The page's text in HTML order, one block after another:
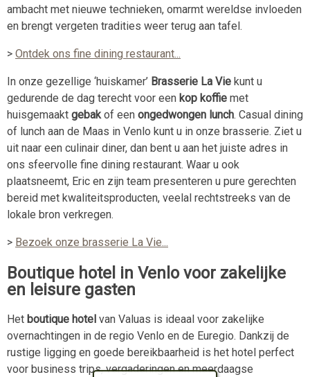
ambacht met nieuwe technieken, omarmt wereldse invloeden
en brengt vergeten tradities weer terug aan tafel.
> Ontdek ons fine dining restaurant...
In onze gezellige ‘huiskamer’ Brasserie La Vie kunt u
gedurende de dag terecht voor een kop koffie met
huisgemaakt gebak of een ongedwongen lunch. Casual dining
of lunch aan de Maas in Venlo kunt u in onze brasserie. Ziet u
uit naar een culinair diner, dan bent u aan het juiste adres in
ons sfeervolle fine dining restaurant. Waar u ook
plaatsneemt, Eric en zijn team presenteren u pure gerechten
bereid met kwaliteitsproducten, veelal rechtstreeks van de
lokale bron verkregen.
> Bezoek onze brasserie La Vie...
Boutique hotel in Venlo voor zakelijke
en leisure gasten
Het boutique hotel van Valuas is ideaal voor zakelijke
overnachtingen in de regio Venlo en de Euregio. Dankzij de
rustige ligging en goede bereikbaarheid is het hotel perfect
voor business trips, vergaderingen en meerdaagse